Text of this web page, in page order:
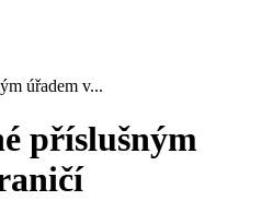
úřadem v...
příslušným